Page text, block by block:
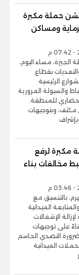
حملة مكبرة
ومساكن
مساء اليوم،
بقطاع
الرئيسية
والسيولة المرورية
للمنطقة.
وبتوجيهات
مكبرة لرفع
مخالفات بناء
بالتنسيق مع
الميدانية
الإشغالات
على توجيهات
التصدي الحاسم
الميدانية